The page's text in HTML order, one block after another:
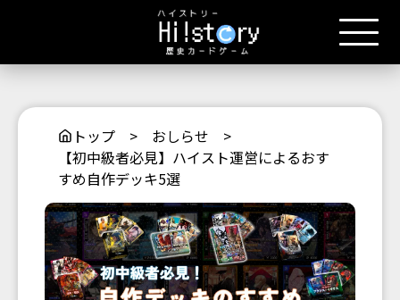
トップ > おしらせ >
【初中級者必見】ハイスト運営によるおす
すめ自作デッキ5選